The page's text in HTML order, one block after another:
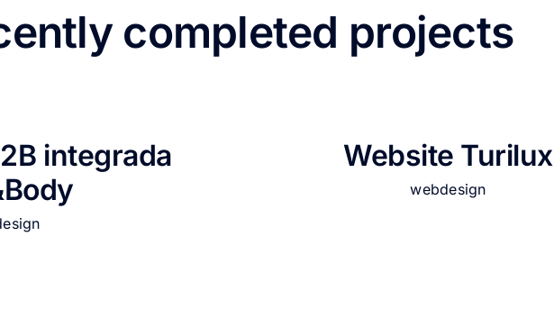
completed projects
integrada
Website Turilux
webdesign